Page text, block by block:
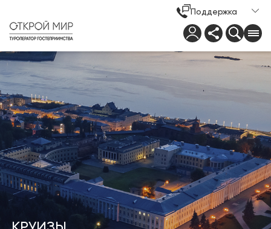
Поддержка